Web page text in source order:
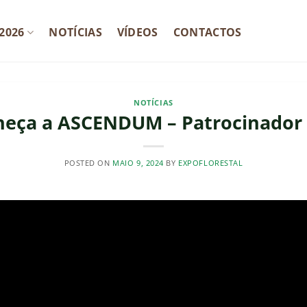
NOTÍCIAS VÍDEOS CONTACTOS
NOTÍCIAS
a ASCENDUM –
POSTED ON MAIO 9, 2024 BY EXPOFLORESTAL